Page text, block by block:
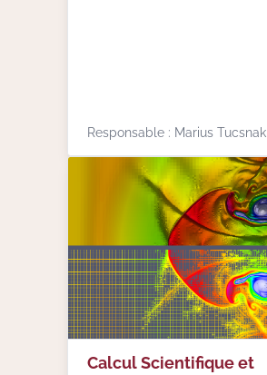
Responsable : Marius Tucsnak
Calcul Scientifique et